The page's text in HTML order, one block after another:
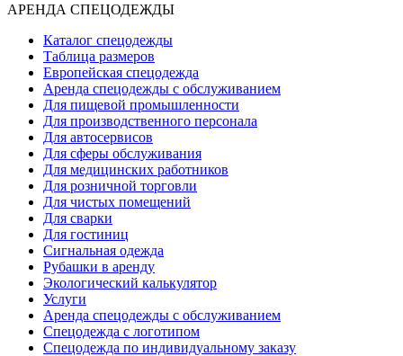
АРЕНДА СПЕЦОДЕЖДЫ
Каталог спецодежды
Таблица размеров
Европейская спецодежда
Аренда спецодежды с обслуживанием
Для пищевой промышленности
Для производственного персонала
Для автосервисов
Для сферы обслуживания
Для медицинских работников
Для розничной торговли
Для чистых помещений
Для сварки
Для гостиниц
Сигнальная одежда
Рубашки в аренду
Экологический калькулятор
Услуги
Аренда спецодежды с обслуживанием
Спецодежда с логотипом
Спецодежда по индивидуальному заказу